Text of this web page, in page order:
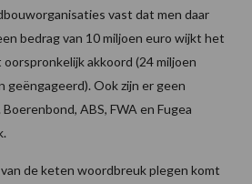
vast dat men daar
bedrag van 10 miljoen euro wijkt het
akkoord (24 miljoen
geëngageerd). Ook zijn er geen
ABS, FWA en Fugea
de keten woordbreuk plegen komt